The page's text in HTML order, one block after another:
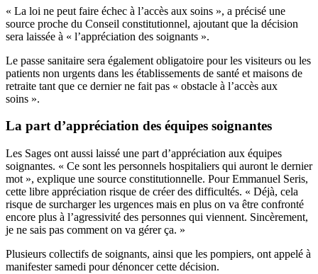
« La loi ne peut faire échec à l’accès aux soins », a précisé une
source proche du Conseil constitutionnel, ajoutant que la décision
sera laissée à « l’appréciation des soignants ».
Le passe sanitaire sera également obligatoire pour les visiteurs ou les
patients non urgents dans les établissements de santé et maisons de
retraite tant que ce dernier ne fait pas « obstacle à l’accès aux
soins ».
La part d’appréciation des équipes soignantes
Les Sages ont aussi laissé une part d’appréciation aux équipes
soignantes. « Ce sont les personnels hospitaliers qui auront le dernier
mot », explique une source constitutionnelle. PourEmmanuel Seris,
cette libre appréciation risque de créer des difficultés. « Déjà, cela
risque de surcharger les urgences mais en plus on va être confronté
encore plus à l’agressivité des personnes qui viennent. Sincèrement,
je ne sais pas comment on va gérer ça. »
Plusieurs collectifs de soignants, ainsi que les pompiers, ont appelé à
manifester samedi pour dénoncer cette décision.